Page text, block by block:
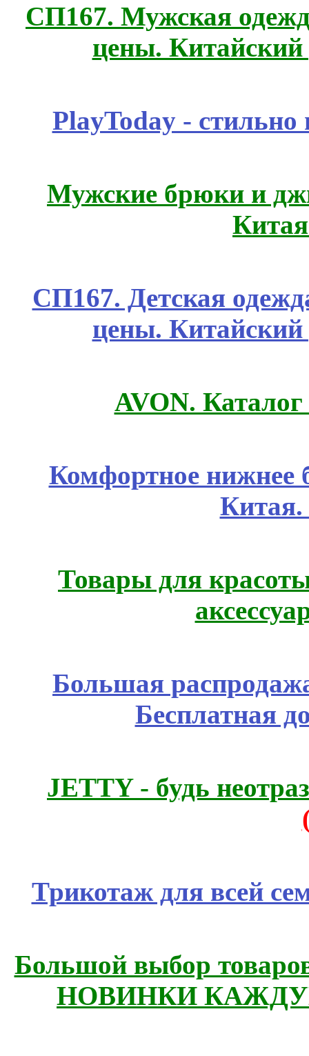
СП167. Мужская
цены.
PlayToday -
Мужские брюки и
СП167. Детская
цены.
AVON.
Комфортное нижнее
Товары для
Большая
Бесплатная
JETTY - будь
Трикотаж для всей
Большой выбор
НОВИНКИ